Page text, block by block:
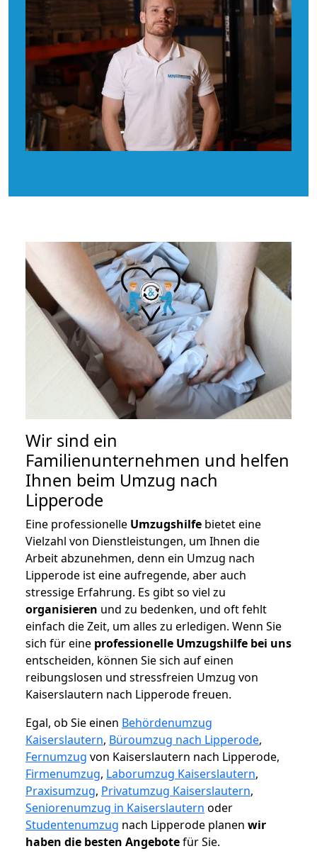
Wir sind ein
Familienunternehmen und helfen
Ihnen beim Umzug nach
Lipperode
Eine professionelle Umzugshilfe bietet eine
Vielzahl von Dienstleistungen, um Ihnen die
Arbeit abzunehmen, denn ein Umzug nach
Lipperode ist eine aufregende, aber auch
stressige Erfahrung. Es gibt so viel zu
organisieren und zu bedenken, und oft fehlt
einfach die Zeit, um alles zu erledigen. Wenn Sie
sich für eine professionelle Umzugshilfe bei uns
entscheiden, können Sie sich auf einen
reibungslosen und stressfreien Umzug von
Kaiserslautern nach Lipperode freuen.
Egal, ob Sie einen Behördenumzug
Kaiserslautern, Büroumzug nach Lipperode,
Fernumzug von Kaiserslautern nach Lipperode,
Firmenumzug, Laborumzug Kaiserslautern,
Praxisumzug, Privatumzug Kaiserslautern,
Seniorenumzug in Kaiserslautern oder
Studentenumzug nach Lipperode planen wir
haben die besten Angebotefür Sie.